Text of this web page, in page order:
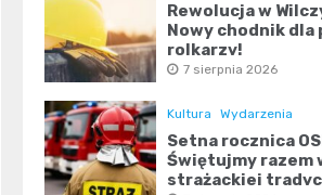
Rewolucja w
Nowy chodnik dla
rolkarzy!
7 sierpnia 2026
Kultura Wydarzenia
Setna rocznica
Świętujmy razem
strażackiej